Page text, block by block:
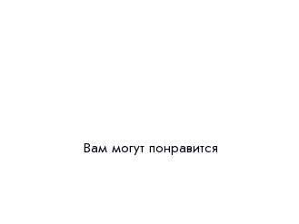
Вам могут понравится